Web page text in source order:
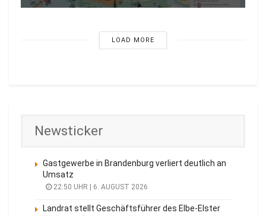
LOAD MORE
Newsticker
Gastgewerbe in Brandenburg verliert deutlich an
Umsatz
22:50 UHR | 6. AUGUST 2026
Landrat stellt Geschäftsführer des Elbe-Elster